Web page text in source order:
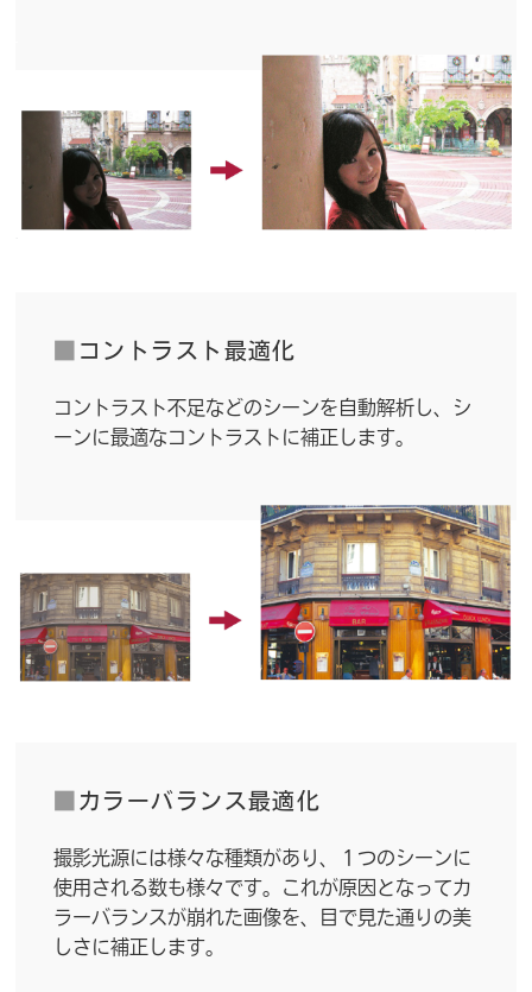
■ コントラスト最適化
コントラスト不足などのシーンを自動解析し、シ
ーンに最適なコントラストに補正します。
■ カラーバランス最適化
撮影光源には様々な種類があり、１つのシーンに
使用される数も様々です。これが原因となってカ
ラーバランスが崩れた画像を、目で見た通りの美
しさに補正します。